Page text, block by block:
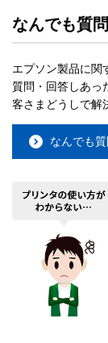
なんでも質
エプソン製品に関
質問・回答しあっ
客さまどうしで解
なんでも